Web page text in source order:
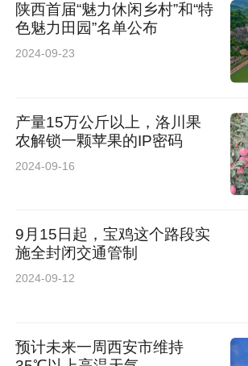
陕西首届“魅力休闲乡村”和“特
色魅力田园”名单公布
2024-09-23
产量15万公斤以上，洛川果
农解锁一颗苹果的IP密码
2024-09-16
9月15日起，宝鸡这个路段实
施全封闭交通管制
2024-09-12
预计未来一周西安市维持